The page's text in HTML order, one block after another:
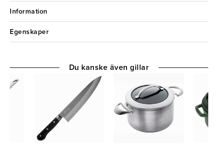
Information
Egenskaper
Du kanske även gillar